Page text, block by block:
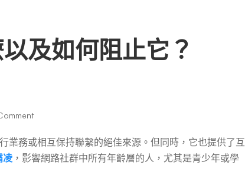
及如何阻止它？
業務或相互保持聯繫的絕佳來源。但同時，它也提供了互
凌 ，影響網路社群中所有年齡層的人，尤其是青少年或學